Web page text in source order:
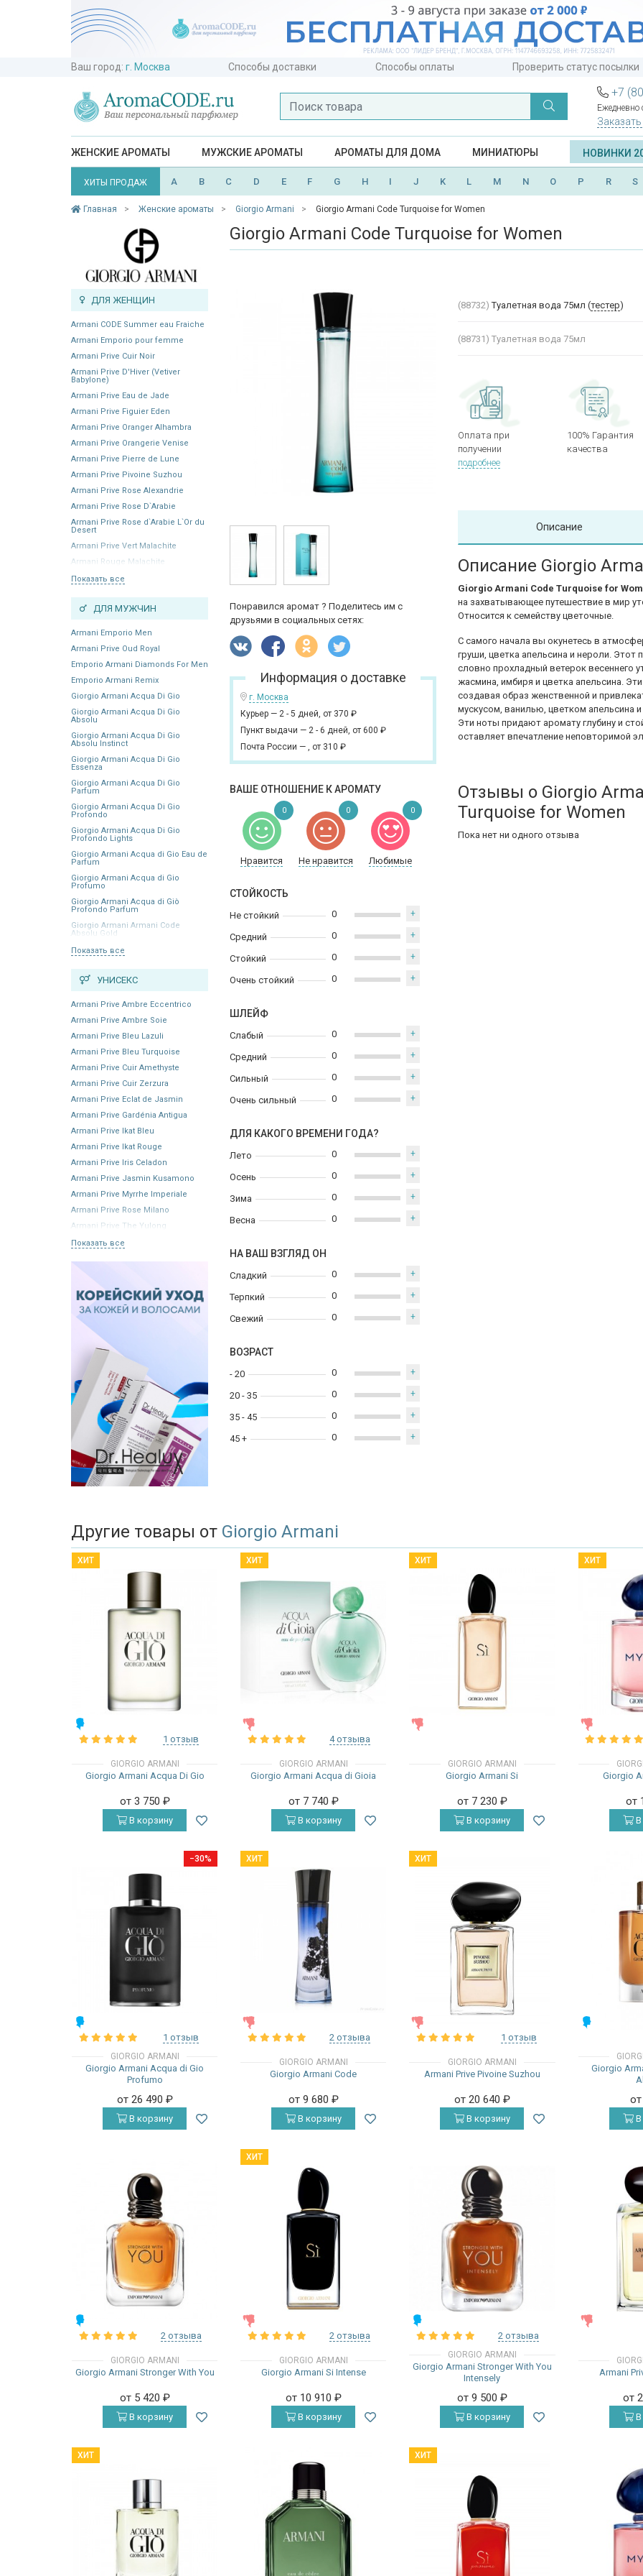
Ваш город: г. Москва Способы доставки Способы оплаты Проверить статус посылки
+7
Ежедневно
ЖЕНСКИЕ АРОМАТЫ МУЖСКИЕ АРОМАТЫ АРОМАТЫ ДЛЯ ДОМА МИНИАТЮРЫ НОВИНКИ
ХИТЫ ПРОДАЖ A B C D E F G H I J K L M N O P R S
Главная Женские ароматы Giorgio Armani Giorgio Armani Code Turquoise for Women
ДЛЯ ЖЕНЩИН
Armani CODE Summer eau Fraiche
Armani Emporio pour femme
Armani Prive Cuir Noir
Armani Prive D'Hiver (Vetiver
Babylone)
Armani Prive Eau de Jade
Armani Prive Figuier Eden
Armani Prive Oranger Alhambra
Armani Prive Orangerie Venise
Armani Prive Pierre de Lune
Armani Prive Pivoine Suzhou
Armani Prive Rose Alexandrie
Armani Prive Rose D`Arabie
Armani Prive Rose d`Arabie L`Or du
Desert
Armani Prive Vert Malachite
Armani Rouge Malachite
Показать все
ДЛЯ МУЖЧИН
Armani Emporio Men
Armani Prive Oud Royal
Emporio Armani Diamonds For Men
Emporio Armani Remix
Giorgio Armani Acqua Di Gio
Giorgio Armani Acqua Di Gio
Absolu
Giorgio Armani Acqua Di Gio
Absolu Instinct
Giorgio Armani Acqua Di Gio
Essenza
Giorgio Armani Acqua Di Gio
Parfum
Giorgio Armani Acqua Di Gio
Profondo
Giorgio Armani Acqua Di Gio
Profondo Lights
Giorgio Armani Acqua di Gio Eau de
Parfum
Giorgio Armani Acqua di Gio
Profumo
Giorgio Armani Acqua di Giò
Profondo Parfum
Giorgio Armani Armani Code
Absolu Gold
Показать все
УНИСЕКС
Armani Prive Ambre Eccentrico
Armani Prive Ambre Soie
Armani Prive Bleu Lazuli
Armani Prive Bleu Turquoise
Armani Prive Cuir Amethyste
Armani Prive Cuir Zerzura
Armani Prive Eclat de Jasmin
Armani Prive Gardénia Antigua
Armani Prive Ikat Bleu
Armani Prive Ikat Rouge
Armani Prive Iris Celadon
Armani Prive Jasmin Kusamono
Armani Prive Myrrhe Imperiale
Armani Prive Rose Milano
Armani Prive The Yulong
Показать все
Giorgio Armani Code Turquoise for Women
Понравился аромат ? Поделитесь им с
друзьями в социальных сетях:
Информация о доставке
г. Москва
Курьер — 2 - 5 дней, от 370 ₽
Пункт выдачи — 2 - 6 дней, от 600 ₽
Почта России — , от 310 ₽
ВАШЕ ОТНОШЕНИЕ К АРОМАТУ
Нравится Не нравится Любимые
0 0 0
СТОЙКОСТЬ
Не стойкий
Средний
Стойкий
Очень стойкий
0 +
0 +
0 +
0 +
ШЛЕЙФ
Слабый
Средний
Сильный
Очень сильный
0 +
0 +
0 +
0 +
ДЛЯ КАКОГО ВРЕМЕНИ ГОДА?
Лето
Осень
Зима
Весна
0 +
0 +
0 +
0 +
НА ВАШ ВЗГЛЯД ОН
Сладкий
Терпкий
Свежий
0 +
0 +
0 +
ВОЗРАСТ
- 20
20 - 35
35 - 45
45 +
0 +
0 +
0 +
0 +
(88732) Туалетная вода 75мл (тестер)
(88731) Туалетная вода 75мл
Оплата при
получении
подробнее
100% Гарантия
качества
Описание
Описание Giorgio
Giorgio Armani Code Turquoise for
на захватывающее путешествие в мир
Относится к семейству цветочные.
С самого начала вы окунетесь в
груши, цветка апельсина и нероли.
словно прохладный ветерок весеннего
жасмина, имбиря и цветка апельсина.
создавая образ женственной и
мускусом, ванилью, цветком
Эти ноты придают аромату глубину и
оставляет впечатление неповторимой
Отзывы о Giorgio
Turquoise for Women
Пока нет ни одного отзыва
Другие товары от Giorgio Armani
ХИТ
1 отзыв
GIORGIO ARMANI
Giorgio Armani Acqua Di Gio
от 3 750 ₽
В корзину
ХИТ
4 отзыва
GIORGIO ARMANI
Giorgio Armani Acqua di Gioia
от 7 740 ₽
В корзину
ХИТ
GIORGIO ARMANI
Giorgio Armani Si
от 7 230 ₽
В корзину
ХИТ
Giorgio
от
В
−30%
1 отзыв
GIORGIO ARMANI
Giorgio Armani Acqua di Gio
Profumo
от 26 490 ₽
В корзину
ХИТ
2 отзыва
GIORGIO ARMANI
Giorgio Armani Code
от 9 680 ₽
В корзину
ХИТ
1 отзыв
GIORGIO ARMANI
Armani Prive Pivoine Suzhou
от 20 640 ₽
В корзину
Giorgio
В
2 отзыва
GIORGIO ARMANI
Giorgio Armani Stronger With You
от 5 420 ₽
В корзину
ХИТ
2 отзыва
GIORGIO ARMANI
Giorgio Armani Si Intense
от 10 910 ₽
В корзину
2 отзыва
GIORGIO ARMANI
Giorgio Armani Stronger With You
Intensely
от 9 500 ₽
В корзину
Armani
от
В
ХИТ ХИТ